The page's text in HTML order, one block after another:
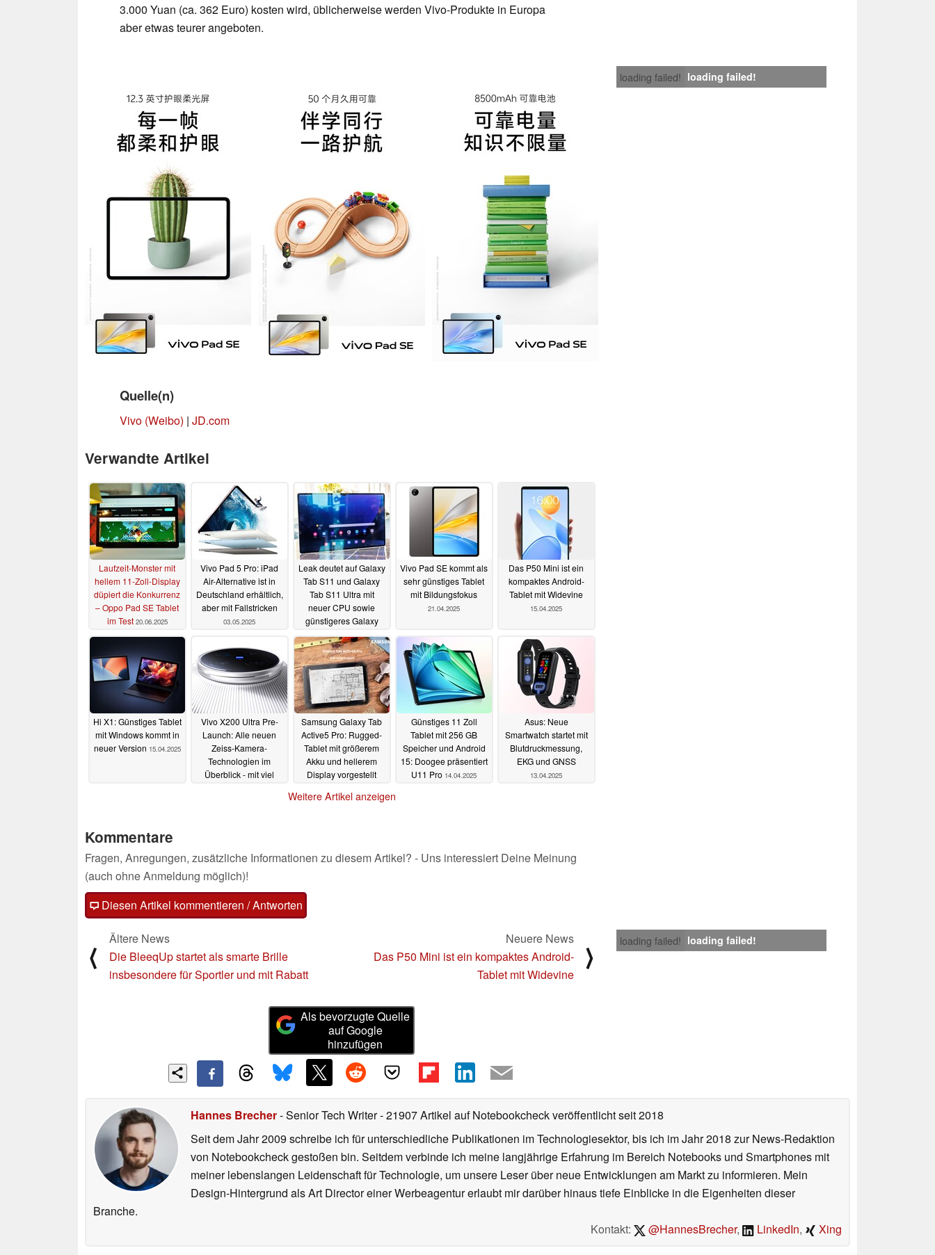
3.000 Yuan (ca. 362 Euro) kosten wird, üblicherweise werden Vivo-Produkte in Europa
aber etwas teurer angeboten.
loading failed! loading failed!
Quelle(n)
Vivo (Weibo) | JD.com
Verwandte Artikel
Laufzeit-Monster mit
hellem 11-Zoll-Display
düpiert die Konkurrenz
– Oppo Pad SE Tablet
im Test 20.06.2025
Vivo Pad 5 Pro: iPad
Air-Alternative ist in
Deutschland erhältlich,
aber mit Fallstricken
03.05.2025
Leak deutet auf Galaxy
Tab S11 und Galaxy
Tab S11 Ultra mit
neuer CPU sowie
günstigeres Galaxy
23.04.2025
Vivo Pad SE kommt als
sehr günstiges Tablet
mit Bildungsfokus
21.04.2025
Das P50 Mini ist ein
kompaktes Android-
Tablet mit Widevine
15.04.2025
Hi X1: Günstiges Tablet
mit Windows kommt in
neuer Version 15.04.2025
Vivo X200 Ultra Pre-
Launch: Alle neuen
Zeiss-Kamera-
Technologien im
Überblick - mit viel
Samsung Galaxy Tab
Active5 Pro: Rugged-
Tablet mit größerem
Akku und hellerem
Display vorgestellt
Günstiges 11 Zoll
Tablet mit 256 GB
Speicher und Android
15: Doogee präsentiert
U11 Pro 14.04.2025
Asus: Neue
Smartwatch startet mit
Blutdruckmessung,
EKG und GNSS
13.04.2025
Weitere Artikel anzeigen
Kommentare
Fragen, Anregungen, zusätzliche Informationen zu diesem Artikel? - Uns interessiert Deine Meinung
(auch ohne Anmeldung möglich)!
Diesen Artikel kommentieren / Antworten
loading failed! loading failed!
⟨
Ältere News
Die BleeqUp startet als smarte Brille
insbesondere für Sportler und mit Rabatt
Neuere News
Das P50 Mini ist ein kompaktes Android-
Tablet mit Widevine
⟩
Als bevorzugte Quelle
auf Google
hinzufügen
Hannes Brecher- Senior Tech Writer- 21907 Artikel auf Notebookcheck veröffentlichtseit 2018
Seit dem Jahr 2009 schreibe ich für unterschiedliche Publikationen im Technologiesektor, bis ich im Jahr 2018 zur News-Redaktion
von Notebookcheck gestoßen bin. Seitdem verbinde ich meine langjährige Erfahrung im Bereich Notebooks und Smartphones mit
meiner lebenslangen Leidenschaft für Technologie, um unsere Leser über neue Entwicklungen am Markt zu informieren. Mein
Design-Hintergrund als Art Director einer Werbeagentur erlaubt mir darüber hinaus tiefe Einblicke in die Eigenheiten dieser
Branche.
Kontakt:
@HannesBrecher, LinkedIn, Xing